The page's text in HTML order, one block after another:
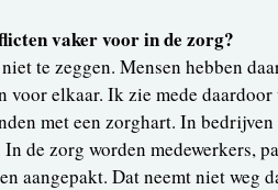
vaker voor in de zorg?
te zeggen. Mensen hebben
voor elkaar. Ik zie mede
met een zorghart. In
de zorg worden medewerkers,
aangepakt. Dat neemt niet weg